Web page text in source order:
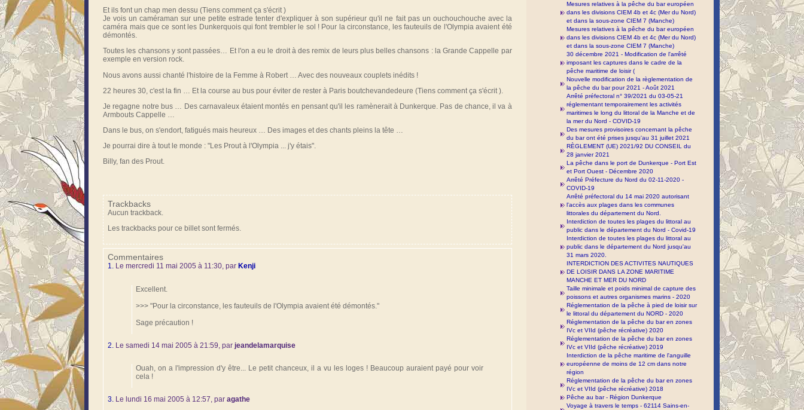
Et ils font un chap men dessu (Tiens comment ça s'écrit)
Je vois un caméraman sur une petite estrade tenter d'expliquer à son supérieur qu'il ne fait pas un ouchouchouche avec la
caméra mais que ce sont les Dunkerquois qui font trembler le sol ! Pour la circonstance, les fauteuils de l'Olympia avaient été
démontés.
Toutes les chansons y sont passées… Et l'on a eu le droit à des remix de leurs plus belles chansons : la Grande Cappelle par
exemple en version rock.
Nous avons aussi chanté l'histoire de la Femme à Robert … Avec des nouveaux couplets inédits !
22 heures 30, c'est la fin … Et la course au bus pour éviter de rester à Paris boutchevandedeure (Tiens comment ça s'écrit).
Je regagne notre bus … Des carnavaleux étaient montés en pensant qu'il les ramènerait à Dunkerque. Pas de chance, il va à
Armbouts Cappelle …
Dans le bus, on s'endort, fatigués mais heureux … Des images et des chants pleins la tête …
Je pourrai dire à tout le monde : "Les Prout à l'Olympia ... j'y étais".
Billy, fan des Prout.
Trackbacks
Aucun trackback.
Les trackbacks pour ce billet sont fermés.
Commentaires
1.Le mercredi 11 mai 2005 à 11:30, par Kenji
Excellent.
>>> "Pour la circonstance, les fauteuils de l'Olympia avaient été démontés."
Sage précaution !
2.Le samedi 14 mai 2005 à 21:59, par jeandelamarquise
Ouah, on a l'impression d'y être... Le petit chanceux, il a vu les loges ! Beaucoup auraient payé pour voir
cela !
3.Le lundi 16 mai 2005 à 12:57, par agathe
Mesures relatives à la pêche du bar européen
dans les divisions CIEM 4b et 4c (Mer du Nord)
et dans la sous-zone CIEM 7 (Manche)
Mesures relatives à la pêche du bar européen
dans les divisions CIEM 4b et 4c (Mer du Nord)
et dans la sous-zone CIEM 7 (Manche)
30 décembre 2021 - Modification de l'arrêté
imposant les captures dans le cadre de la
pêche maritime de loisir (
Nouvelle modification de la règlementation de
la pêche du bar pour 2021 - Août 2021
Arrêté préfectoral n° 39/2021 du 03-05-21
réglementant temporairement les activités
maritimes le long du littoral de la Manche et de
la mer du Nord - COVID-19
Des mesures provisoires concernant la pêche
du bar ont été prises jusqu'au 31 juillet 2021
RÈGLEMENT (UE) 2021/92 DU CONSEIL du
28 janvier 2021
La pêche dans le port de Dunkerque - Port Est
et Port Ouest - Décembre 2020
Arrêté Préfecture du Nord du 02-11-2020 -
COVID-19
Arrêté préfectoral du 14 mai 2020 autorisant
l'accès aux plages dans les communes
littorales du département du Nord.
Interdiction de toutes les plages du littoral au
public dans le département du Nord - Covid-19
Interdiction de toutes les plages du littoral au
public dans le département du Nord jusqu'au
31 mars 2020.
INTERDICTION DES ACTIVITES NAUTIQUES
DE LOISIR DANS LA ZONE MARITIME
MANCHE ET MER DU NORD
Taille minimale et poids minimal de capture des
poissons et autres organismes marins - 2020
Réglementation de la pêche à pied de loisir sur
le littoral du département du NORD - 2020
Réglementation de la pêche du bar en zones
IVc et VIId (pêche récréative) 2020
Réglementation de la pêche du bar en zones
IVc et VIId (pêche récréative) 2019
Interdiction de la pêche maritime de l'anguille
européenne de moins de 12 cm dans notre
région
Réglementation de la pêche du bar en zones
IVc et VIId (pêche récréative) 2018
Pêche au bar - Région Dunkerque
Voyage à travers le temps - 62114 Sains-en-